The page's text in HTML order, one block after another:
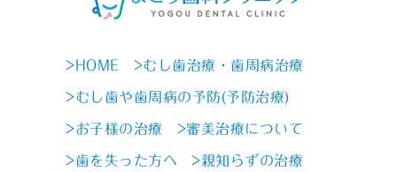
>HOME >むし歯治療・歯周病治療
>むし歯や歯周病の予防(予防治療)
>お子様の治療 >審美治療について
>歯を失った方へ >親知らずの治療